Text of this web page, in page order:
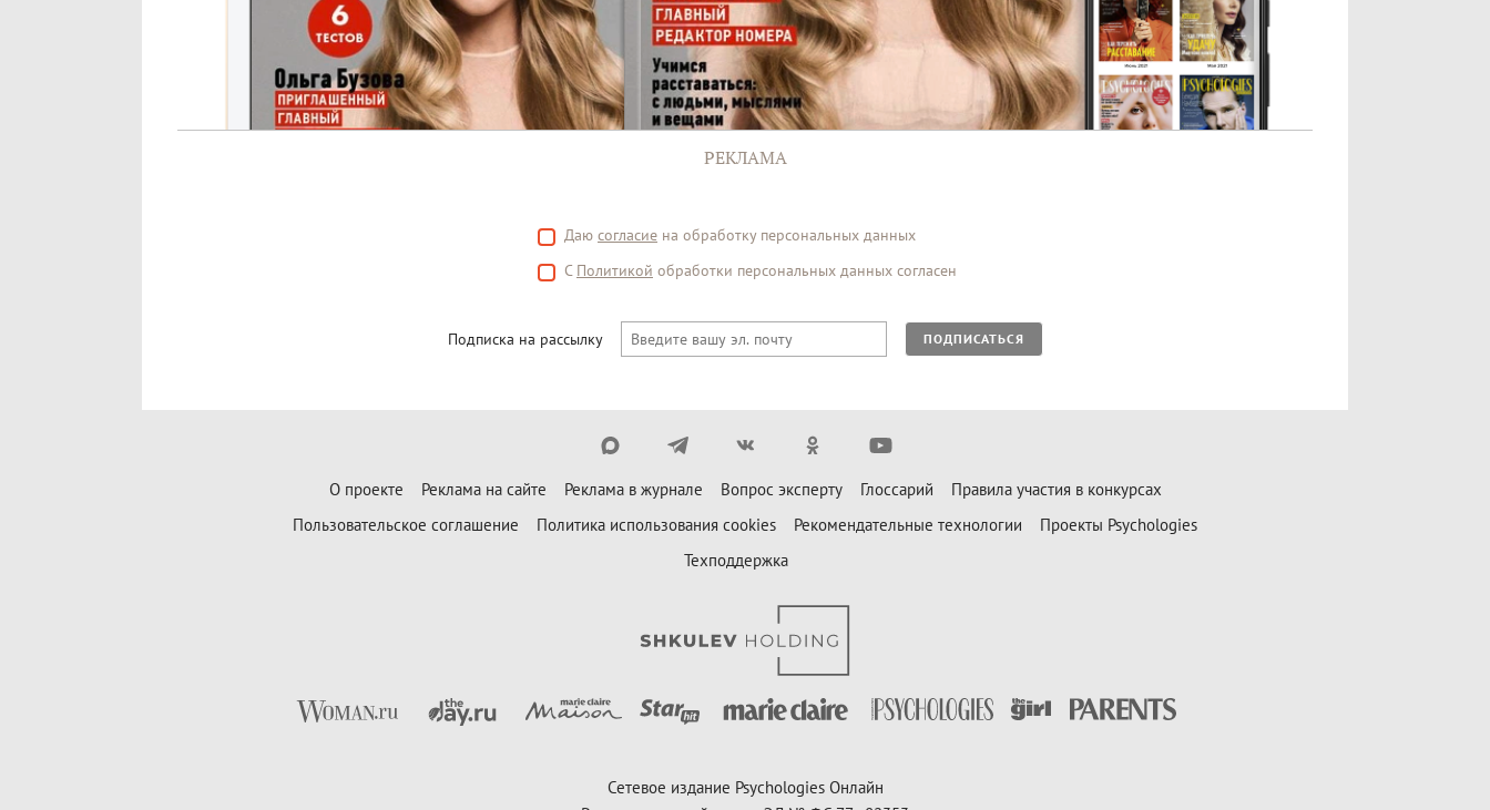
РЕКЛАМА
Даю согласие на обработку персональных данных
С Политикой обработки персональных данных согласен
Подписка на рассылку ПОДПИСАТЬСЯ
О проекте Реклама на сайте Реклама в журнале Вопрос эксперту Глоссарий
Правила участия в конкурсах
Пользовательское соглашение
Политика использования cookies Рекомендательные технологии
Проекты Psychologies
Техподдержка
Сетевое издание Psychologies Онлайн